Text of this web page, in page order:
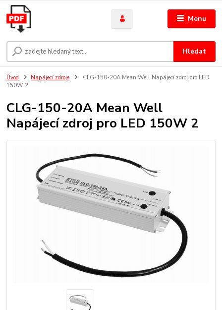
Menu
Hledat
Úvod Napájecí zdroje
CLG-150-20A Mean Well Napájecí zdroj pro LED
150W 2
CLG-150-20A Mean Well
Napájecí zdroj pro LED 150W 2